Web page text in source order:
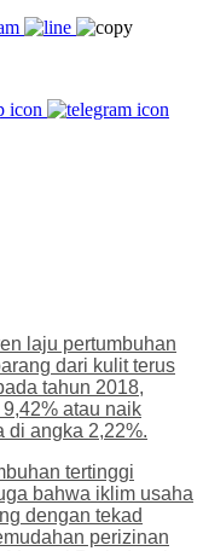
laju pertumbuhan
dari kulit terus
tahun 2018,
atau naik
di angka 2,22%.
tertinggi
bahwa iklim usaha
dengan tekad
perizinan